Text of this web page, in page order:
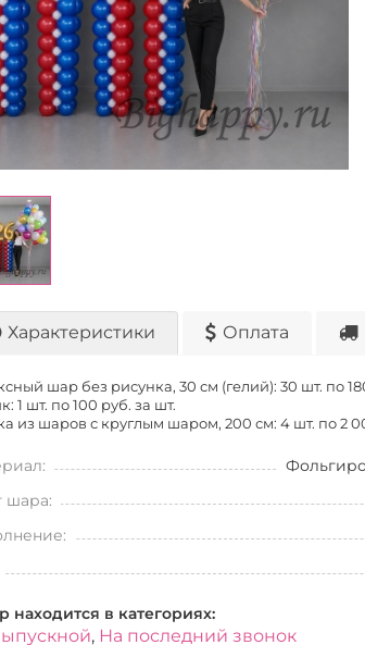
Характеристики Оплата
шар без рисунка, 30 см (гелий): 30 шт. по
1 шт. по100 руб. за шт.
из шаров с круглым шаром, 200 см: 4 шт. по 2
шара:
находится в категориях:
, На последний звонок